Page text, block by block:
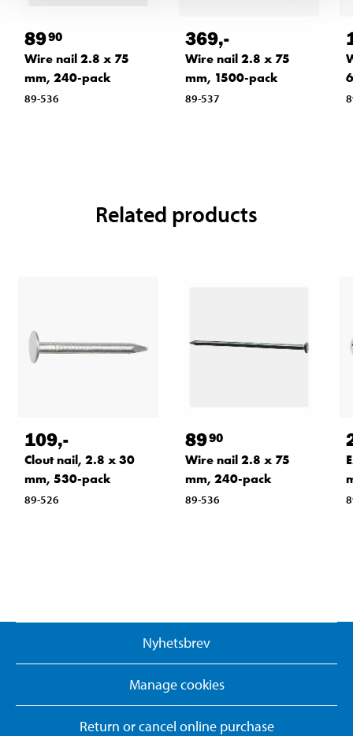
8990
Wire nail 2.8 x 75
mm, 240-pack
89-536
369,-
Wire nail 2.8 x 75
mm, 1500-pack
89-537
Related products
109,-
Clout nail, 2.8 x 30
mm, 530-pack
89-526
8990
Wire nail 2.8 x 75
mm, 240-pack
89-536
Nyhetsbrev
Manage cookies
Return or cancel online purchase